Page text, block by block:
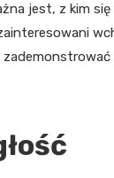
jest, z kim